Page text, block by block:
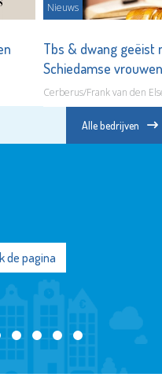
Nieuws
Tbs & dwang geëist
Schiedamse
Cerberus/Frank van den
Alle bedrijven
de pagina